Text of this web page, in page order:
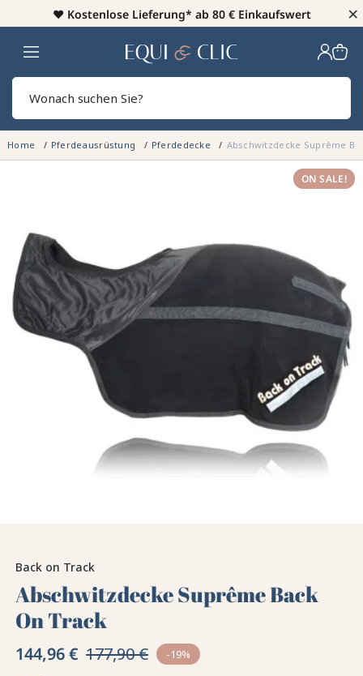
♥️ Kostenlose Lieferung* ab 80 € Einkaufswert ×
Heim
Home Pferdeausrüstung Pferdedecke Abschwitzdecke Suprême
ON SALE!
Back on Track
Abschwitzdecke Suprême Back
On Track
144,96 € 177,90 € -19%